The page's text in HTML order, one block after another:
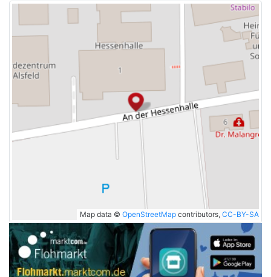
Map data © OpenStreetMap contributors, CC-BY-SA